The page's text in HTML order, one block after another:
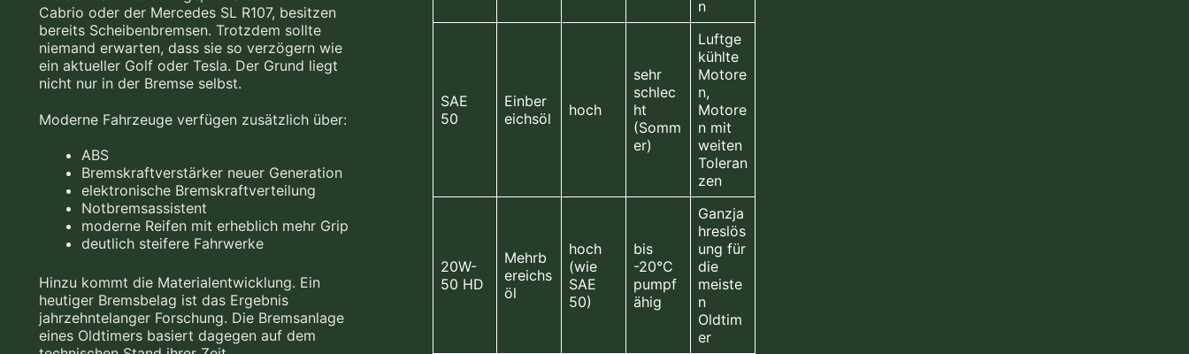
Cabrio oder der Mercedes SL R107, besitzen
bereits Scheibenbremsen. Trotzdem sollte
niemand erwarten, dass sie so verzögern wie
ein aktueller Golf oder Tesla. Der Grund liegt
nicht nur in der Bremse selbst.
Moderne Fahrzeuge verfügen zusätzlich über:
ABS
Bremskraftverstärker neuer Generation
elektronische Bremskraftverteilung
Notbremsassistent
moderne Reifen mit erheblich mehr Grip
deutlich steifere Fahrwerke
Hinzu kommt die Materialentwicklung. Ein
heutiger Bremsbelag ist das Ergebnis
jahrzehntelanger Forschung. Die Bremsanlage
eines Oldtimers basiert dagegen auf dem
n
SAE
50
Einber
eichsöl
hoch
sehr
schlec
ht
(Somm
er)
Luftge
kühlte
Motore
n,
Motore
n mit
weiten
Toleran
zen
20W-
50 HD
Mehrb
ereichs
öl
hoch
(wie
SAE
50)
bis
-20°C
pumpf
ähig
Ganzja
hreslös
ung für
die
meiste
n
Oldtim
er